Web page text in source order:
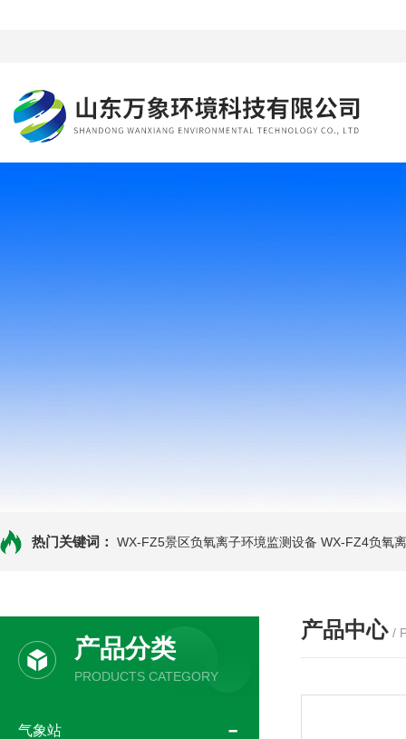
热门关键词： WX-FZ5景区负氧离子环境监测设备 WX-FZ4负氧
产品分类
PRODUCTS CATEGORY
气象站
产品中心 /